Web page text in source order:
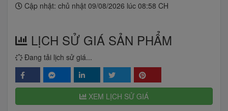
Cập nhật: chủ nhật 09/08/2026 lúc 08:58 CH
LỊCH SỬ GIÁ SẢN PHẨM
Đang tải lịch sử giá...
XEM LỊCH SỬ GIÁ